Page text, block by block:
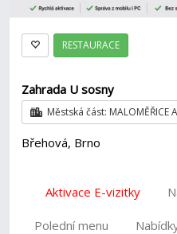
RESTAURACE
Zahrada U sosny
Městská část: MALOMĚŘICE
Břehová, Brno
Aktivace E-vizitky
Polední menu